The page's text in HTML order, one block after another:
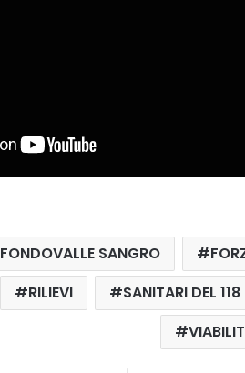
FONDOVALLE SANGRO
RILIEVI SANITARI DEL 118